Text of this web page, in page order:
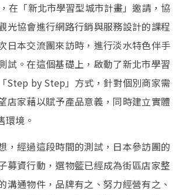
光協會進行網路行銷與服務設計的課程
日本交流團來訪時，進行淡水特色伴手
試。在這個基礎上，啟動了新北市學習
Step by Step」方式，針對個別商家需
店家藉以賦予產品意義，同時建立實體
環境。
，經過這段時間的測試，日本參訪團的
募資行動，選物籃已經成為街區店家整
溝通物件，品牌有之、努力經營有之、